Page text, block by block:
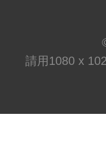
請用1080 x